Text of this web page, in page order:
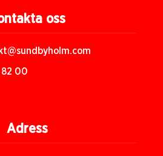
oss
82 00
Adress